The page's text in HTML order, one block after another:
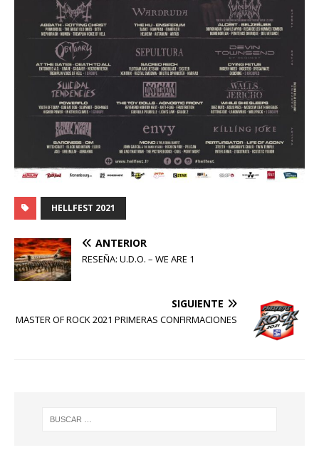
HELLFEST 2021
ANTERIOR
RESEÑA: U.D.O. – WE ARE 1
SIGUIENTE
MASTER OF ROCK 2021 PRIMERAS CONFIRMACIONES